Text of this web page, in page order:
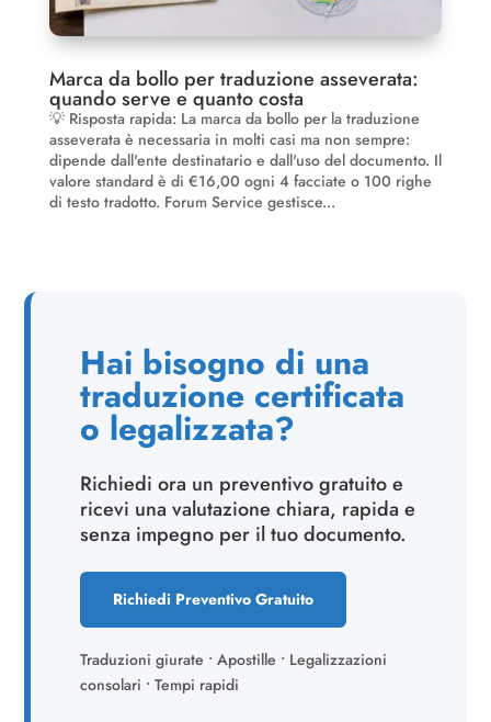
Marca da bollo per traduzione asseverata:
quando serve e quanto costa
💡 Risposta rapida: La marca da bollo per la traduzione
asseverata è necessaria in molti casi ma non sempre:
dipende dall'ente destinatario e dall'uso del documento. Il
valore standard è di €16,00 ogni 4 facciate o 100 righe
di testo tradotto. Forum Service gestisce...
Hai bisogno di una
traduzione certificata
o legalizzata?
Richiedi ora un preventivo gratuito e
ricevi una valutazione chiara, rapida e
senza impegno per il tuo documento.
Richiedi Preventivo Gratuito
Traduzioni giurate • Apostille • Legalizzazioni
consolari • Tempi rapidi